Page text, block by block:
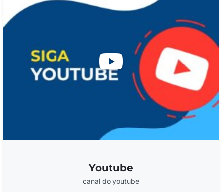
Youtube
canal do youtube